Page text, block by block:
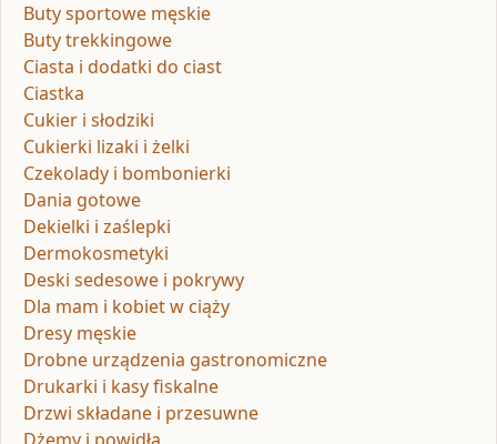
Buty sportowe męskie
Buty trekkingowe
Ciasta i dodatki do ciast
Ciastka
Cukier i słodziki
Cukierki lizaki i żelki
Czekolady i bombonierki
Dania gotowe
Dekielki i zaślepki
Dermokosmetyki
Deski sedesowe i pokrywy
Dla mam i kobiet w ciąży
Dresy męskie
Drobne urządzenia gastronomiczne
Drukarki i kasy fiskalne
Drzwi składane i przesuwne